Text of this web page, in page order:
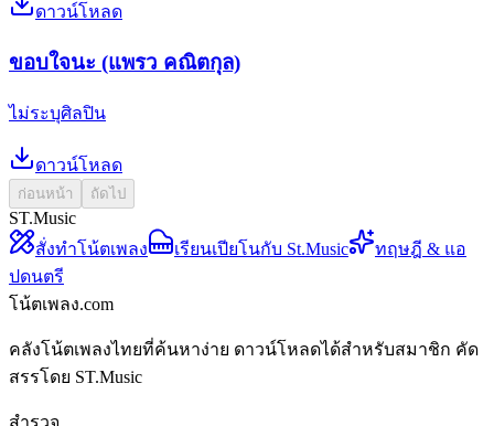
ดาวน์โหลด
ขอบใจนะ (แพรว คณิตกุล)
ไม่ระบุศิลปิน
ดาวน์โหลด
ก่อนหน้า ถัดไป
ST.Music
สั่งทำโน้ตเพลง
เรียนเปียโนกับ St.Music
ทฤษฎี & แอ
ปดนตรี
โน้ตเพลง.com
คลังโน้ตเพลงไทยที่ค้นหาง่าย ดาวน์โหลดได้สำหรับสมาชิก คัด
สรรโดย ST.Music
สำรวจ